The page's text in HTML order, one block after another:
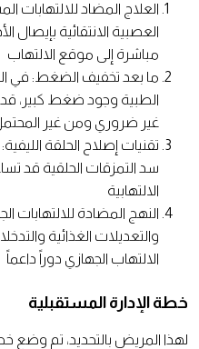
العلاج المضاد للالتهابات
العصبية الانتقائية بإيصال
مباشرة إلى موقع الالتهاب
ما بعد تخفيف الضغط: في
الطبية وجود ضغط كبير،
غير ضروري ومن غير
تقنيات إصلاح الحلقة
سد التمزقات الحلقية قد
الالتهابية
النهج المضادة للالتهابات
والتعديلات الغذائية
الالتهاب الجهازي دوراً داعماً
خطة الإدارة المستقبلية
لهذا المريض بالتحديد، تم وضع